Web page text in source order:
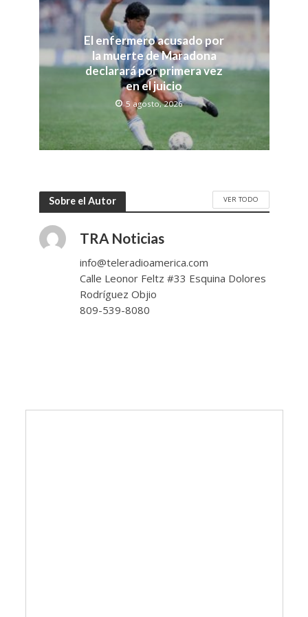
El enfermero acusado por
la muerte de Maradona
declarará por primera vez
en el juicio
5 agosto, 2026
Sobre el Autor VER TODO
TRA Noticias
info@teleradioamerica.com
Calle Leonor Feltz #33 Esquina Dolores
Rodríguez Objio
809-539-8080